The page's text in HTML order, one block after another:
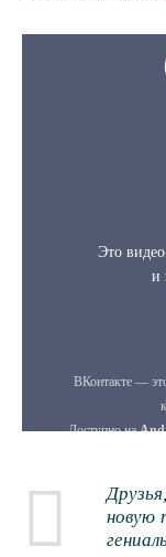
новую